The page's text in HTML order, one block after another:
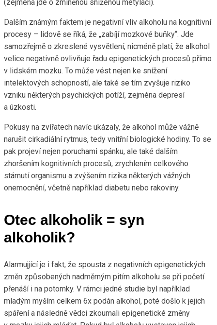
(zejména jde o zmíněnou sníženou metylaci).
Dalším známým faktem je negativní vliv alkoholu na kognitivní
procesy – lidově se říká, že „zabíjí mozkové buňky“. Jde
samozřejmě o zkreslené vysvětlení, nicméně platí, že alkohol
velice negativně ovlivňuje řadu epigenetických procesů přímo
v lidském mozku. To může vést nejen ke snížení
intelektových schopností, ale také se tím zvyšuje riziko
vzniku některých psychických potíží, zejména depresí
a úzkosti.
Pokusy na zvířatech navíc ukázaly, že alkohol může vážně
narušit cirkadiální rytmus, tedy vnitřní biologické hodiny. To se
pak projeví nejen poruchami spánku, ale také dalším
zhoršením kognitivních procesů, zrychlením celkového
stárnutí organismu a zvýšením rizika některých vážných
onemocnění, včetně například diabetu nebo rakoviny.
Otec alkoholik = syn
alkoholik?
Alarmujjící je i fakt, že spousta z negativních epigenetických
změn způsobených nadměrným pitím alkoholu se při početí
přenáší i na potomky. V rámci jedné studie byl například
mladým myším celkem 6x podán alkohol, poté došlo k jejich
spáření a následně vědci zkoumali epigenetické změny